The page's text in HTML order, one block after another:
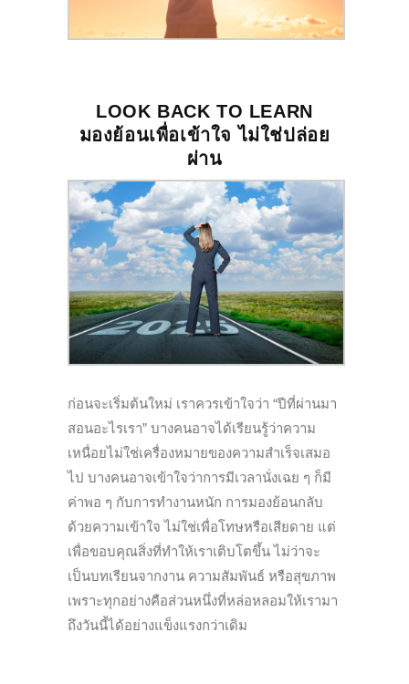
LOOK BACK TO LEARN
มองย้อนเพื่อเข้าใจ ไม่ใช่ปล่อย
ผ่าน
ก่อนจะเริ่มต้นใหม่ เราควรเข้าใจว่า “ปีที่ผ่านมา
สอนอะไรเรา” บางคนอาจได้เรียนรู้ว่าความ
เหนื่อยไม่ใช่เครื่องหมายของความสำเร็จเสมอ
ไป บางคนอาจเข้าใจว่าการมีเวลานั่งเฉย ๆ ก็มี
ค่าพอ ๆ กับการทำงานหนัก การมองย้อนกลับ
ด้วยความเข้าใจ ไม่ใช่เพื่อโทษหรือเสียดาย แต่
เพื่อขอบคุณสิ่งที่ทำให้เราเติบโตขึ้น ไม่ว่าจะ
เป็นบทเรียนจากงาน ความสัมพันธ์ หรือสุขภาพ
เพราะทุกอย่างคือส่วนหนึ่งที่หล่อหลอมให้เรามา
ถึงวันนี้ได้อย่างแข็งแรงกว่าเดิม